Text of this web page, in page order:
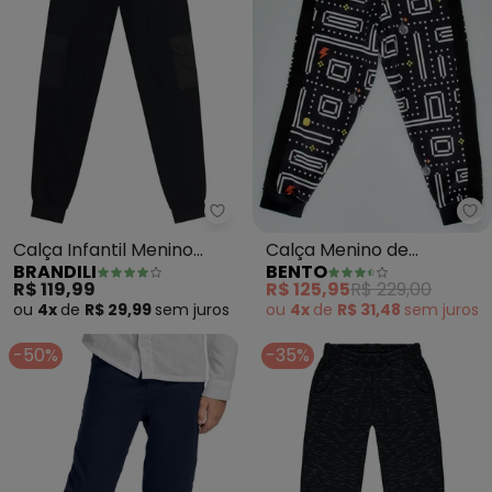
Brandili - Calça Infantil Menino
Calça Infantil Menino
(Preto)
BRANDILI
R$ 119,99
ou 4x de R$ 29,99 sem juros
Calça Menino de
Moletom Bonus (Preto)
BENTO
R$ 125,95R$ 229,00
ou 4x de R$ 31,48 sem juros
-50% -35%